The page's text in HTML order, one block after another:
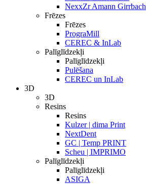
NexxZr Amann Girrbach
Frēzes
Frēzes
PrograMill
CEREC & InLab
Palīglīdzekļi
Palīglīdzekļi
Pulēšana
CEREC un InLab
3D
3D
Resins
Resins
Kulzer | dima Print
NextDent
GC | Temp PRINT
Scheu | IMPRIMO
Palīglīdzekļi
Palīglīdzekļi
ASIGA